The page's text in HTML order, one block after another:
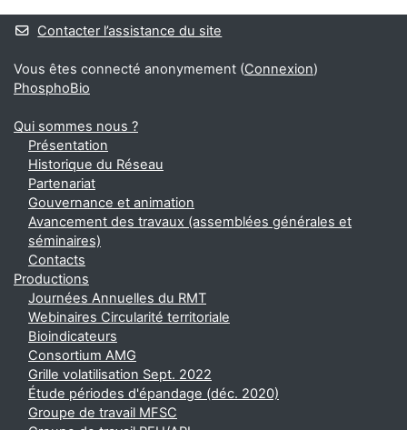
Blocs
Contacter l’assistance du site
Vous êtes connecté anonymement (Connexion)
PhosphoBio
Qui sommes nous ?
Présentation
Historique du Réseau
Partenariat
Gouvernance et animation
Avancement des travaux (assemblées générales et
séminaires)
Contacts
Productions
Journées Annuelles du RMT
Webinaires Circularité territoriale
Bioindicateurs
Consortium AMG
Grille volatilisation Sept. 2022
Étude périodes d'épandage (déc. 2020)
Groupe de travail MFSC